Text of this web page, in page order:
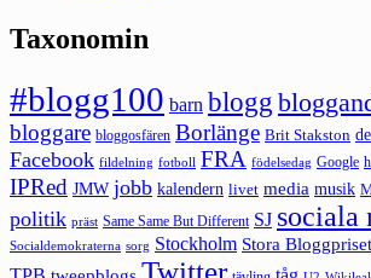
Taxonomin
#blogg100 barn blogg
bloggare bloggosfären Borlänge Brit Stakston
Facebook fildelning fotboll FRA födelsedag Google
IPRed JMW jobb kalendern livet media musik
politik präst Same Same But Different SJ sociala
Socialdemokraterna sorg Stockholm Stora Bloggpriset
Twitter